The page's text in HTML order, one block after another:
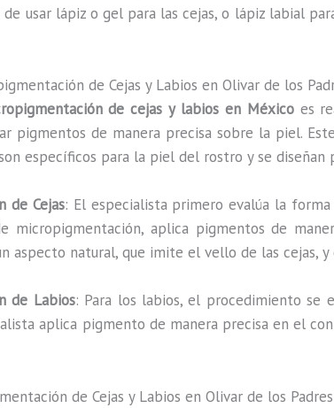
de usar lápiz o gel para las cejas, o lápiz labial
de Cejas y Labios en Olivar de los
de cejas y labios en Méxicoes
pigmentos de manera precisa sobre la piel.
específicos para la piel del rostro y se diseñan
de Cejas: El especialista primero evalúa la
micropigmentación, aplica pigmentos de
aspecto natural, que imite el vello de las cejas,
de Labios: Para los labios, el procedimiento se
aplica pigmento de manera precisa en el
de Cejas y Labios en Olivar de los Padres